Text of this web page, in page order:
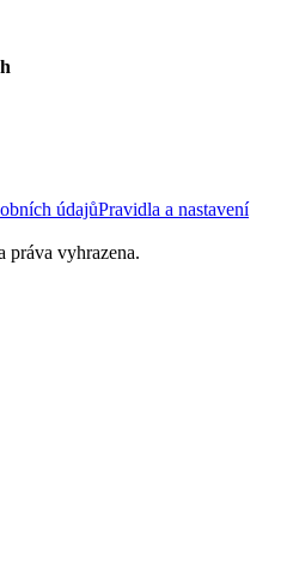
údajůPravidla a nastavení
práva vyhrazena.